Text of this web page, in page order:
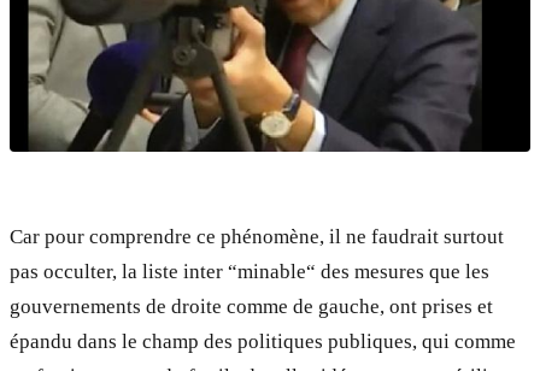
Car pour comprendre ce phénomène, il ne faudrait surtout
pas occulter, la liste inter “minable“ des mesures que les
gouvernements de droite comme de gauche, ont prises et
épandu dans le champ des politiques publiques, qui comme